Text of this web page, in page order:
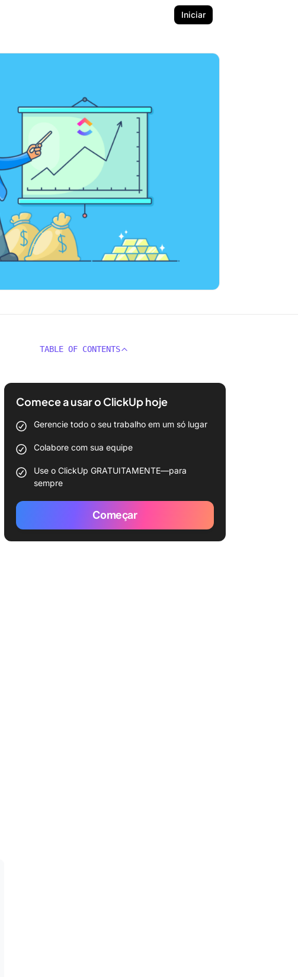
Iniciar
TABLE OF CONTENTS
Comece a usar o ClickUp hoje
Gerencie todo o seu trabalho em um só lugar
Colabore com sua equipe
Use o ClickUp GRATUITAMENTE—para
sempre
Começar